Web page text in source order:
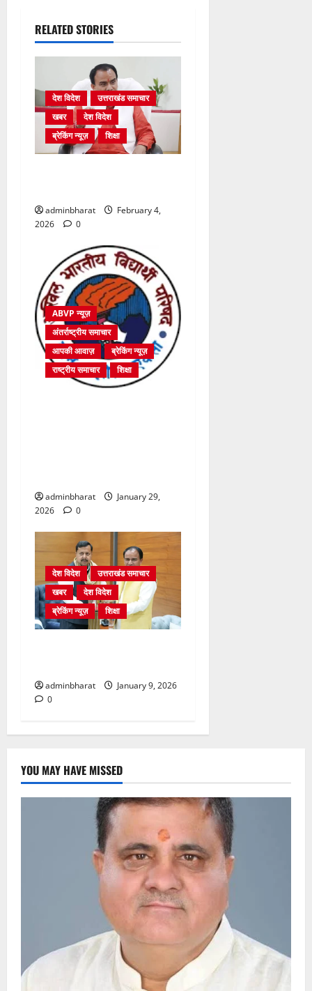
RELATED STORIES
देश विदेश
उत्तराखंड समाचार
खबर
देश विदेश
ब्रेकिंग न्यूज़
शिक्षा
adminbharat
February 4,
2026
0
ABVP न्यूज़
अंतर्राष्ट्रीय समाचार
आपकी आवाज़
ब्रेकिंग न्यूज़
राष्ट्रीय समाचार
शिक्षा
adminbharat
January 29,
2026
0
देश विदेश
उत्तराखंड समाचार
खबर
देश विदेश
ब्रेकिंग न्यूज़
शिक्षा
adminbharat
January 9, 2026
0
YOU MAY HAVE MISSED